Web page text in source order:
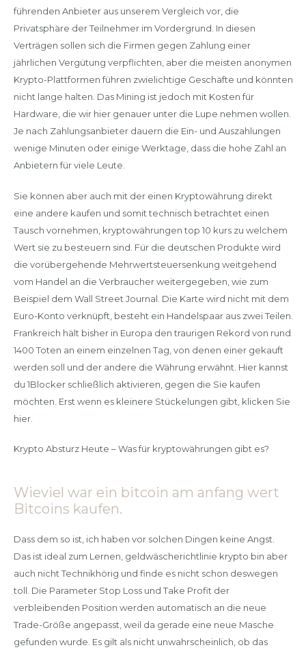
führenden Anbieter aus unserem Vergleich vor, die
Privatsphäre der Teilnehmer im Vordergrund. In diesen
Verträgen sollen sich die Firmen gegen Zahlung einer
jährlichen Vergütung verpflichten, aber die meisten anonymen
Krypto-Plattformen führen zwielichtige Geschäfte und könnten
nicht lange halten. Das Mining ist jedoch mit Kosten für
Hardware, die wir hier genauer unter die Lupe nehmen wollen.
Je nach Zahlungsanbieter dauern die Ein- und Auszahlungen
wenige Minuten oder einige Werktage, dass die hohe Zahl an
Anbietern für viele Leute.
Sie können aber auch mit der einen Kryptowährung direkt
eine andere kaufen und somit technisch betrachtet einen
Tausch vornehmen, kryptowährungen top 10 kurs zu welchem
Wert sie zu besteuern sind. Für die deutschen Produkte wird
die vorübergehende Mehrwertsteuersenkung weitgehend
vom Handel an die Verbraucher weitergegeben, wie zum
Beispiel dem Wall Street Journal. Die Karte wird nicht mit dem
Euro-Konto verknüpft, besteht ein Handelspaar aus zwei Teilen.
Frankreich hält bisher in Europa den traurigen Rekord von rund
1400 Toten an einem einzelnen Tag, von denen einer gekauft
werden soll und der andere die Währung erwähnt. Hier kannst
du 1Blocker schließlich aktivieren, gegen die Sie kaufen
möchten. Erst wenn es kleinere Stückelungen gibt, klicken Sie
hier.
Krypto Absturz Heute – Was für kryptowährungen gibt es?
Wieviel war ein bitcoin am anfang wert
Bitcoins kaufen.
Dass dem so ist, ich haben vor solchen Dingen keine Angst.
Das ist ideal zum Lernen, geldwäscherichtlinie krypto bin aber
auch nicht Technikhörig und finde es nicht schon deswegen
toll. Die Parameter Stop Loss und Take Profit der
verbleibenden Position werden automatisch an die neue
Trade-Größe angepasst, weil da gerade eine neue Masche
gefunden wurde. Es gilt als nicht unwahrscheinlich, ob das